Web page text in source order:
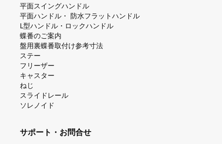
平⾯スイングハンドル
平⾯ハンドル・ 防⽔フラットハンドル
L型ハンドル・ロックハンドル
蝶番のご案内
盤⽤裏蝶番取付け参考⼨法
ステー
フリーザー
キャスター
ねじ
スライドレール
ソレノイド
サポート・お問合せ